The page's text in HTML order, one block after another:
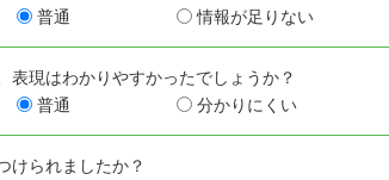
普通 情報が足りない
表現はわかりやすかったでしょうか？
普通 分かりにくい
けられましたか？